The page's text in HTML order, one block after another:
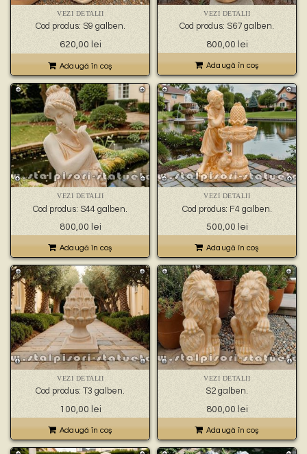
VEZI DETALII
Cod produs: S9 galben.
Prețul
inițial
a
700,00 lei.
620,00 leiPrețul
curent
este:
620,00 lei.
Adaugă în coş
VEZI DETALII
Cod produs: S67 galben.
800,00 lei
Adaugă în coş
VEZI DETALII
Cod produs: S44 galben.
800,00 lei
Adaugă în coş
VEZI DETALII
Cod produs: F4 galben.
500,00 lei
Adaugă în coş
VEZI DETALII
Cod produs: T3 galben.
100,00 lei
Adaugă în coş
VEZI DETALII
S2 galben.
800,00 lei
Adaugă în coş